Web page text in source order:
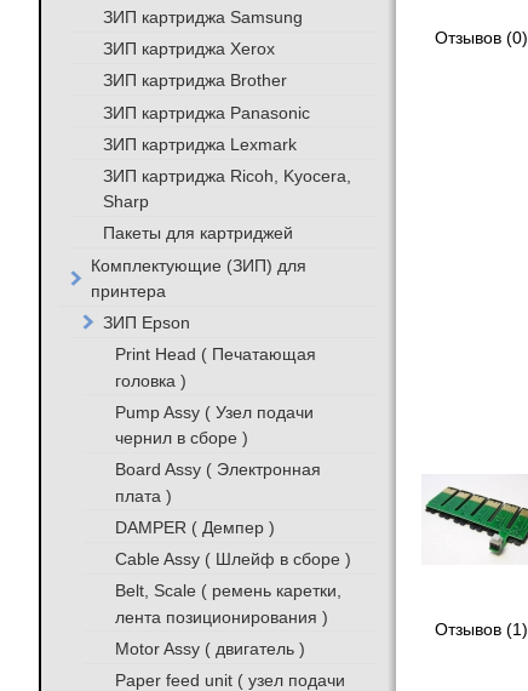
Отзывов (0)
Отзывов (1)
ЗИП картриджа Samsung
ЗИП картриджа Xerox
ЗИП картриджа Brother
ЗИП картриджа Panasonic
ЗИП картриджа Lexmark
ЗИП картриджа Ricoh, Kyocera,
Sharp
Пакеты для картриджей
Комплектующие (ЗИП) для
принтера
ЗИП Epson
Print Head ( Печатающая
головка )
Pump Assy ( Узел подачи
чернил в сборе )
Board Assy ( Электронная
плата )
DAMPER ( Демпер )
Cable Assy ( Шлейф в сборе )
Belt, Scale ( ремень каретки,
лента позиционирования )
Motor Assy ( двигатель )
Paper feed unit ( узел подачи